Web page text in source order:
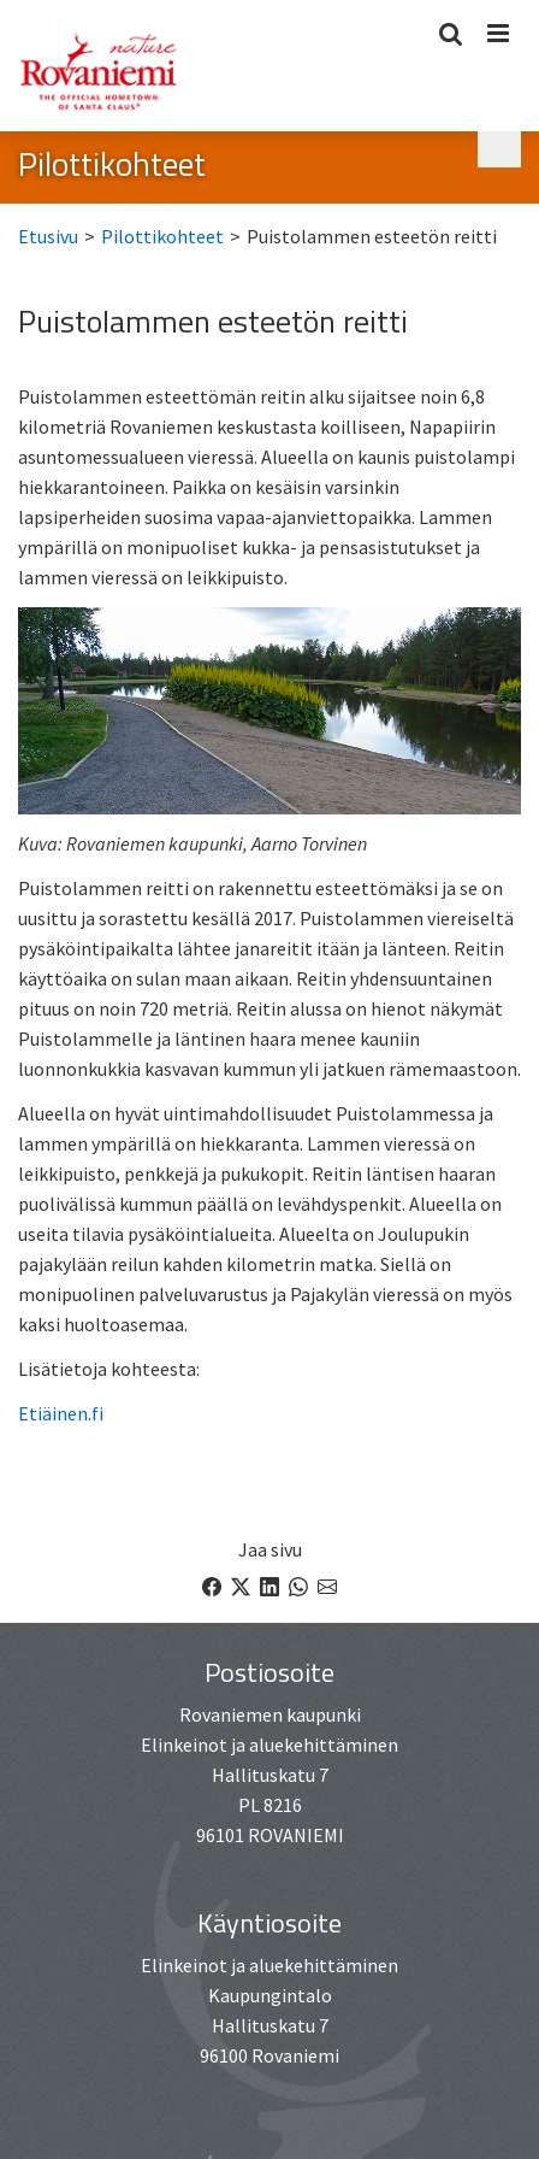
Pilottikohteet
Etusivu > Pilottikohteet > Puistolammen esteetön reitti
Puistolammen esteetön reitti
Puistolammen esteettömän reitin alku sijaitsee noin 6,8
kilometriä Rovaniemen keskustasta koilliseen, Napapiirin
asuntomessualueen vieressä. Alueella on kaunis puistolampi
hiekkarantoineen. Paikka on kesäisin varsinkin
lapsiperheiden suosima vapaa-ajanviettopaikka. Lammen
ympärillä on monipuoliset kukka- ja pensasistutukset ja
lammen vieressä on leikkipuisto.
Kuva: Rovaniemen kaupunki, Aarno Torvinen
Puistolammen reitti on rakennettu esteettömäksi ja se on
uusittu ja sorastettu kesällä 2017. Puistolammen viereiseltä
pysäköintipaikalta lähtee janareitit itään ja länteen. Reitin
käyttöaika on sulan maan aikaan. Reitin yhdensuuntainen
pituus on noin 720 metriä. Reitin alussa on hienot näkymät
Puistolammelle ja läntinen haara menee kauniin
luonnonkukkia kasvavan kummun yli jatkuen rämemaastoon.
Alueella on hyvät uintimahdollisuudet Puistolammessa ja
lammen ympärillä on hiekkaranta. Lammen vieressä on
leikkipuisto, penkkejä ja pukukopit. Reitin läntisen haaran
puolivälissä kummun päällä on levähdyspenkit. Alueella on
useita tilavia pysäköintialueita. Alueelta on Joulupukin
pajakylään reilun kahden kilometrin matka. Siellä on
monipuolinen palveluvarustus ja Pajakylän vieressä on myös
kaksi huoltoasemaa.
Lisätietoja kohteesta:
Etiäinen.fi
Jaa sivu
Facebook
X LinkedIn
WhatsApp
email
Postiosoite
Rovaniemen kaupunki
Elinkeinot ja aluekehittäminen
Hallituskatu 7
PL 8216
96101 ROVANIEMI
Käyntiosoite
Elinkeinot ja aluekehittäminen
Kaupungintalo
Hallituskatu 7
96100 Rovaniemi